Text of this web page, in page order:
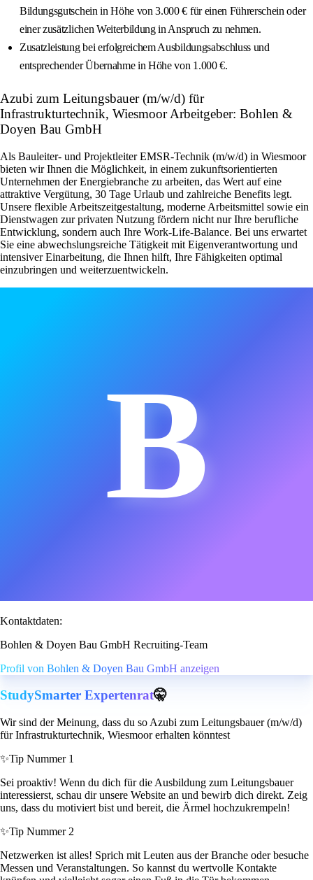
Bildungsgutschein in Höhe von 3.000 € für einen Führerschein oder
einer zusätzlichen Weiterbildung in Anspruch zu nehmen.
Zusatzleistung bei erfolgreichem Ausbildungsabschluss und
entsprechender Übernahme in Höhe von 1.000 €.
Azubi zum Leitungsbauer (m/w/d) für
Infrastrukturtechnik, Wiesmoor Arbeitgeber: Bohlen &
Doyen Bau GmbH
Als Bauleiter- und Projektleiter EMSR-Technik (m/w/d) in Wiesmoor
bieten wir Ihnen die Möglichkeit, in einem zukunftsorientierten
Unternehmen der Energiebranche zu arbeiten, das Wert auf eine
attraktive Vergütung, 30 Tage Urlaub und zahlreiche Benefits legt.
Unsere flexible Arbeitszeitgestaltung, moderne Arbeitsmittel sowie ein
Dienstwagen zur privaten Nutzung fördern nicht nur Ihre berufliche
Entwicklung, sondern auch Ihre Work-Life-Balance. Bei uns erwartet
Sie eine abwechslungsreiche Tätigkeit mit Eigenverantwortung und
intensiver Einarbeitung, die Ihnen hilft, Ihre Fähigkeiten optimal
einzubringen und weiterzuentwickeln.
B
Kontaktdaten:
Bohlen & Doyen Bau GmbH Recruiting-Team
Profil von Bohlen & Doyen Bau GmbH anzeigen
StudySmarter Expertenrat🤫
Wir sind der Meinung, dass du so Azubi zum Leitungsbauer (m/w/d)
für Infrastrukturtechnik, Wiesmoor erhalten könntest
✨Tip Nummer 1
Sei proaktiv! Wenn du dich für die Ausbildung zum Leitungsbauer
interessierst, schau dir unsere Website an und bewirb dich direkt. Zeig
uns, dass du motiviert bist und bereit, die Ärmel hochzukrempeln!
✨Tip Nummer 2
Netzwerken ist alles! Sprich mit Leuten aus der Branche oder besuche
Messen und Veranstaltungen. So kannst du wertvolle Kontakte